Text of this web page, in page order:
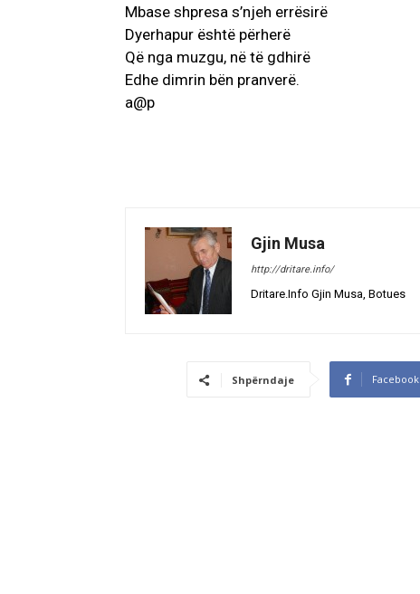
Mbase shpresa s’njeh errësirë
Dyerhapur është përherë
Që nga muzgu, në të gdhirë
Edhe dimrin bën pranverë.
a@p
Gjin Musa
http://dritare.info/
Dritare.Info Gjin Musa, Botues
Shpërndaje Facebook